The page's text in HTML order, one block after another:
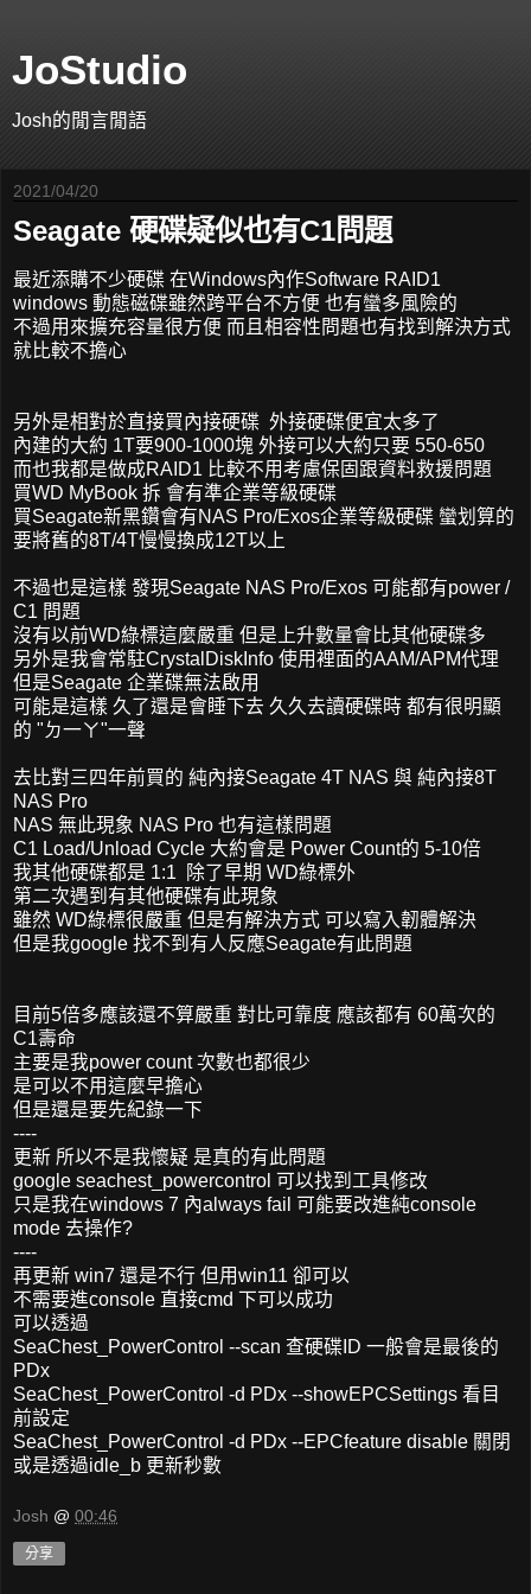
JoStudio
Josh的閒言閒語
2021/04/20
Seagate 硬碟疑似也有C1問題
最近添購不少硬碟 在Windows內作Software RAID1
windows 動態磁碟雖然跨平台不方便 也有蠻多風險的
不過用來擴充容量很方便 而且相容性問題也有找到解決方式
就比較不擔心
另外是相對於直接買內接硬碟 外接硬碟便宜太多了
內建的大約 1T要900-1000塊 外接可以大約只要 550-650
而也我都是做成RAID1 比較不用考慮保固跟資料救援問題
買WD MyBook 拆 會有準企業等級硬碟
買Seagate新黑鑽會有NAS Pro/Exos企業等級硬碟 蠻划算的
要將舊的8T/4T慢慢換成12T以上
不過也是這樣 發現Seagate NAS Pro/Exos 可能都有power /
C1 問題
沒有以前WD綠標這麼嚴重 但是上升數量會比其他硬碟多
另外是我會常駐CrystalDiskInfo 使用裡面的AAM/APM代理
但是Seagate 企業碟無法啟用
可能是這樣 久了還是會睡下去 久久去讀硬碟時 都有很明顯
的 "ㄉ一ㄚ"一聲
去比對三四年前買的 純內接Seagate 4T NAS 與 純內接8T
NAS Pro
NAS 無此現象 NAS Pro 也有這樣問題
C1 Load/Unload Cycle 大約會是 Power Count的 5-10倍
我其他硬碟都是 1:1 除了早期 WD綠標外
第二次遇到有其他硬碟有此現象
雖然 WD綠標很嚴重 但是有解決方式 可以寫入韌體解決
但是我google 找不到有人反應Seagate有此問題
目前5倍多應該還不算嚴重 對比可靠度 應該都有 60萬次的
C1壽命
主要是我power count 次數也都很少
是可以不用這麼早擔心
但是還是要先紀錄一下
----
更新 所以不是我懷疑 是真的有此問題
google seachest_powercontrol 可以找到工具修改
只是我在windows 7 內always fail 可能要改進純console
mode 去操作?
----
再更新 win7 還是不行 但用win11 卻可以
不需要進console 直接cmd 下可以成功
可以透過
SeaChest_PowerControl --scan 查硬碟ID 一般會是最後的
PDx
SeaChest_PowerControl -d PDx --showEPCSettings 看目
前設定
SeaChest_PowerControl -d PDx --EPCfeature disable 關閉
或是透過idle_b 更新秒數
Josh @ 00:46
分享